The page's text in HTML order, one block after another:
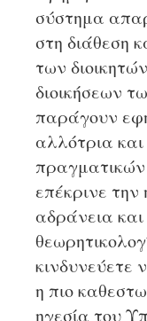
σύστημα
στη διάθεση
των
διοικήσεων
παράγουν
αλλότρια
επέκρινε την
αδράνεια
κινδυνεύετε
η πιο
ηγεσία του